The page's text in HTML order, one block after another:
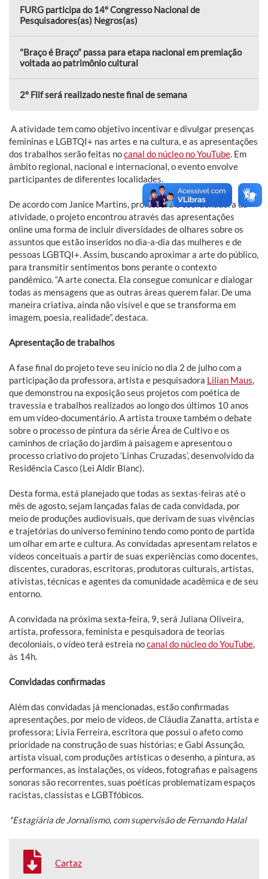
FURG participa do 14º Congresso Nacional de
Pesquisadores(as) Negros(as)
"Braço é Braço" passa para etapa nacional em premiação
voltada ao patrimônio cultural
2º Flif será realizado neste final de semana
A atividade tem como objetivo incentivar e divulgar presenças
femininas e LGBTQI+ nas artes e na cultura, e as apresentações
dos trabalhos serão feitas nocanal do núcleo no YouTube. Em
âmbito regional, nacional e internacional, o evento envolve
participantes de diferentes localidades.
De acordo com Janice Martins, professora e coordenadora da
atividade, o projeto encontrou através das apresentações
online uma forma de incluir diversidades de olhares sobre os
assuntos que estão inseridos no dia-a-dia das mulheres e de
pessoas LGBTQI+. Assim, buscando aproximar a arte do público,
para transmitir sentimentos bons perante o contexto
pandêmico. “A arte conecta. Ela consegue comunicar e dialogar
todas as mensagens que as outras áreas querem falar. De uma
maneira criativa, ainda não visível e que se transforma em
imagem, poesia, realidade”, destaca.
Apresentação de trabalhos
A fase final do projeto teve seu início no dia 2 de julho com a
participação da professora, artista e pesquisadora Lilian Maus,
que demonstrou na exposição seus projetos com poética de
travessia e trabalhos realizados ao longo dos últimos 10 anos
em um vídeo-documentário. A artista trouxe também o debate
sobre o processo de pintura da série Área de Cultivo e os
caminhos de criação do jardim à paisagem e apresentou o
processo criativo do projeto ‘Linhas Cruzadas’, desenvolvido da
Residência Casco (Lei Aldir Blanc).
Desta forma, está planejado que todas as sextas-feiras até o
mês de agosto, sejam lançadas falas de cada convidada, por
meio de produções audiovisuais, que derivam de suas vivências
e trajetórias do universo feminino tendo como ponto de partida
um olhar em arte e cultura. As convidadas apresentam relatos e
vídeos conceituais a partir de suas experiências como docentes,
discentes, curadoras, escritoras, produtoras culturais, artistas,
ativistas, técnicas e agentes da comunidade acadêmica e de seu
entorno.
A convidada na próxima sexta-feira, 9, será Juliana Oliveira,
artista, professora, feminista e pesquisadora de teorias
decoloniais, o vídeo terá estreia nocanal do núcleo do YouTube,
às 14h.
Convidadas confirmadas
Além das convidadas já mencionadas, estão confirmadas
apresentações, por meio de vídeos, de Cláudia Zanatta, artista e
professora; Livia Ferreira, escritora que possui o afeto como
prioridade na construção de suas histórias; e Gabi Assunção,
artista visual, com produções artísticas o desenho, a pintura, as
performances, as instalações, os vídeos, fotografias e paisagens
sonoras são recorrentes, suas poéticas problematizam espaços
racistas, classistas e LGBTfóbicos.
*Estagiária de Jornalismo, com supervisão de Fernando Halal
Cartaz